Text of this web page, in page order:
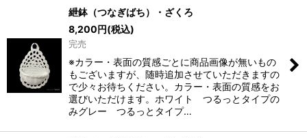
紲鉢（つなぎばち）・ざくろ
8,200円(税込)
完売
※カラー・表面の質感ごとに商品画像が無いもの
もございますが、随時追加させていただきますの
で少々お待ちください。カラー・表面の質感をお
選びいただけます。ホワイト つるっとタイプの
みグレー つるっとタイプ…